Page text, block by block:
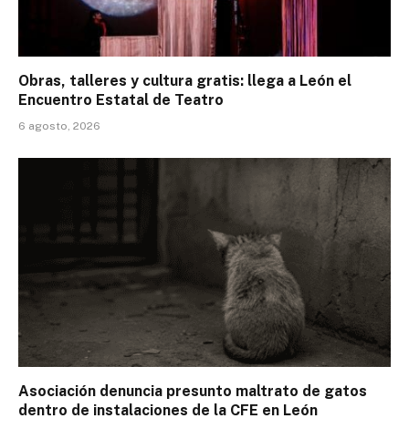
Obras, talleres y cultura gratis: llega a León el
Encuentro Estatal de Teatro
6 agosto, 2026
Asociación denuncia presunto maltrato de gatos
dentro de instalaciones de la CFE en León